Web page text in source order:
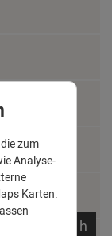
h
zum
Analyse-
Karten.